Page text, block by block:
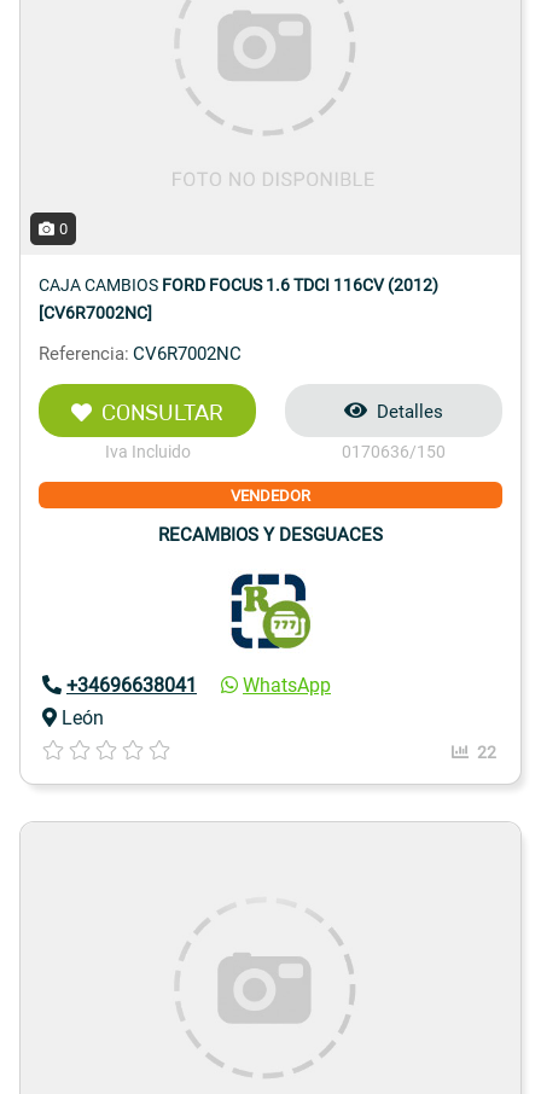
0
CAJA CAMBIOS FORD FOCUS 1.6 TDCI 116CV (2012)
[CV6R7002NC]
Referencia: CV6R7002NC
CONSULTAR
Iva Incluido
Detalles
0170636/150
VENDEDOR
RECAMBIOS Y DESGUACES
+34696638041
WhatsApp
León
22